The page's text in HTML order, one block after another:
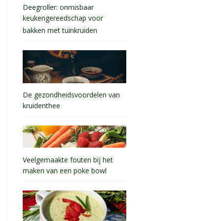
Deegroller: onmisbaar
keukengereedschap voor
bakken met tuinkruiden
De gezondheidsvoordelen van
kruidenthee
Veelgemaakte fouten bij het
maken van een poke bowl